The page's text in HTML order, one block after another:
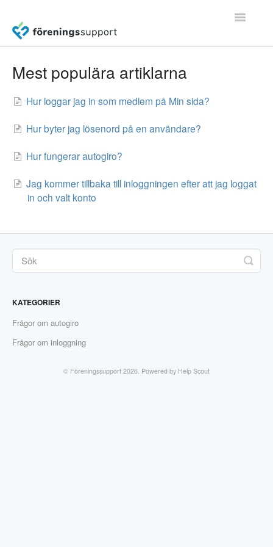
Toggle
Frågor & svar
Kom igång
Medlemsregister (v1.0)
Fakturering (v1.0)
Mest populära artiklarna
Hur loggar jag in som medlem på Min sida?
Hur byter jag lösenord på en användare?
Hur fungerar autogiro?
Jag kommer tillbaka till inloggningen efter att jag loggat
in och valt konto
KATEGORIER
Frågor om autogiro
Frågor om inloggning
© Föreningssupport 2026. Powered by Help Scout